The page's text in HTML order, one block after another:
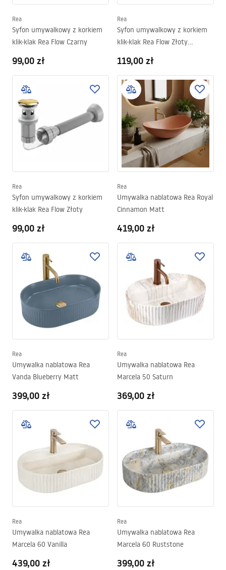
Rea
Syfon umywalkowy z korkiem
klik-klak Rea Flow Czarny
99,00 zł
Rea
Syfon umywalkowy z korkiem
klik-klak Rea Flow Złoty
119,00 zł
Rea
Syfon umywalkowy z korkiem
klik-klak Rea Flow Złoty
99,00 zł
Rea
Umywalka nablatowa Rea Royal
Cinnamon Matt
419,00 zł
Rea
Umywalka nablatowa Rea
Vanda Blueberry Matt
399,00 zł
Rea
Umywalka nablatowa Rea
Marcela 50 Saturn
369,00 zł
Rea
Umywalka nablatowa Rea
Marcela 60 Vanilla
439,00 zł
Rea
Umywalka nablatowa Rea
Marcela 60 Ruststone
399,00 zł